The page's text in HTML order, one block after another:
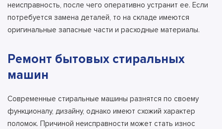
неисправность, после чего оперативно устранит ее. Если
потребуется замена деталей, то на складе имеются
оригинальные запасные части и расходные материалы.
Ремонт бытовых стиральных
машин
Современные стиральные машины разнятся по своему
функционалу, дизайну, однако имеют схожий характер
поломок. Причиной неисправности может стать износ